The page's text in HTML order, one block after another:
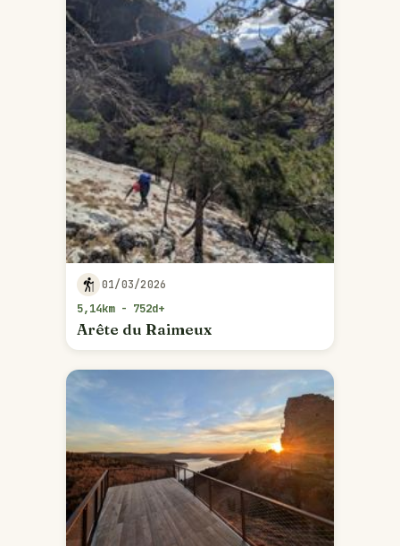
01/03/2026
5,14km - 752d+
Arête du Raimeux